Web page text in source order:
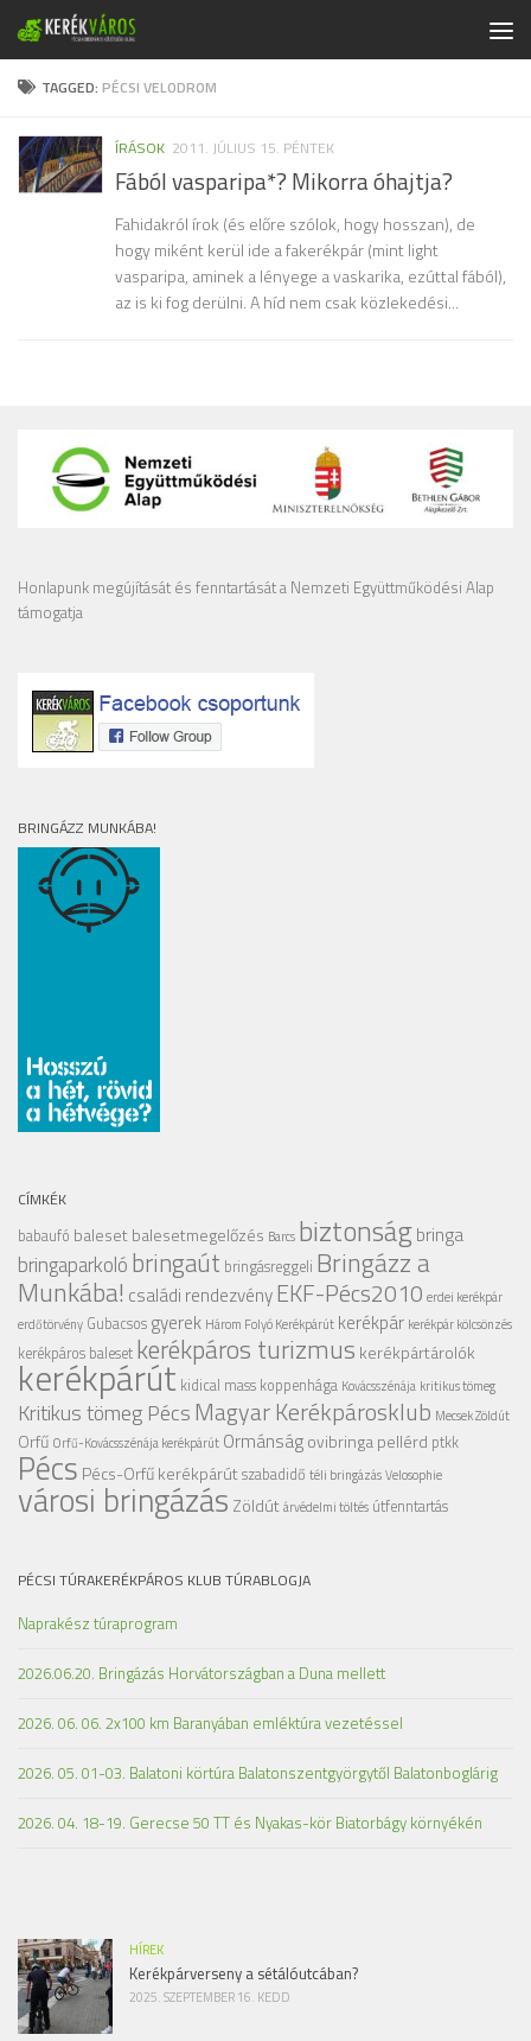
Skip to content
TAGGED: PÉCSI VELODROM
ÍRÁSOK 2011. JÚLIUS 15. PÉNTEK
Fából vasparipa*? Mikorra óhajtja?
Fahidakról írok (és előre szólok, hogy hosszan), de
hogy miként kerül ide a fakerékpár (mint light
vasparipa, aminek a lényege a vaskarika, ezúttal fából),
az is ki fog derülni. A híd nem csak közlekedési...
Honlapunk megújítását és fenntartását a Nemzeti Együttműködési Alap
támogatja
BRINGÁZZ MUNKÁBA!
CÍMKÉK
babaufó balesetbalesetmegelőzés Barcs biztonságbringa
bringaparkolóbringaút bringásreggeli Bringázz a
Munkába! családi rendezvényEKF-Pécs2010 erdei kerékpár
erdőtörvény Gubacsos gyerek Három Folyó Kerékpárút kerékpár kerékpár kölcsönzés
kerékpáros baleset kerékpáros turizmus kerékpártárolók
kerékpárút kidical mass koppenhága Kovácsszénája kritikus tömeg
Kritikus tömeg PécsMagyar Kerékpárosklub Mecsek Zöldút
Orfű Orfű-Kovácsszénája kerékpárút Ormánságovibringapellérd ptkk
Pécs Pécs-Orfű kerékpárútszabadidő téli bringázásVelosophie
városi bringázás Zöldútárvédelmi töltés útfenntartás
PÉCSI TÚRAKERÉKPÁROS KLUB TÚRABLOGJA
Naprakész túraprogram
2026.06.20. Bringázás Horvátországban a Duna mellett
2026. 06. 06. 2x100 km Baranyában emléktúra vezetéssel
2026. 05. 01-03. Balatoni körtúra Balatonszentgyörgytől Balatonboglárig
2026. 04. 18-19. Gerecse 50 TT és Nyakas-kör Biatorbágy környékén
HÍREK
Kerékpárverseny a sétálóutcában?
2025. SZEPTEMBER 16. KEDD